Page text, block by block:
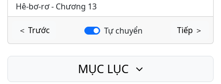
Hê-bơ-rơ - Chương 13
＜ Trước Tự chuyển Tiếp ＞
MỤC LỤC